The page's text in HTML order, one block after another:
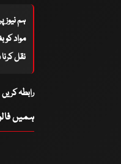
ہم نیوز
مواد
نقل
رابطہ کریں
ہمیں